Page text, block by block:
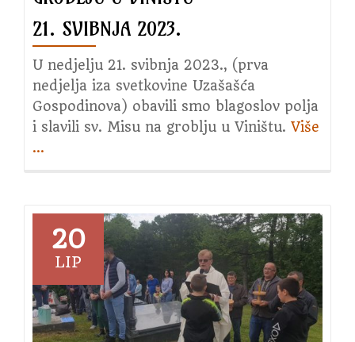
21. SVIBNJA 2023.
U nedjelju 21. svibnja 2023., (prva
nedjelja iza svetkovine Uzašašća
Gospodinova) obavili smo blagoslov polja
i slavili sv. Misu na groblju u Viništu. Više
about
Misa
groblju
u
Viništu
…
20
LIP